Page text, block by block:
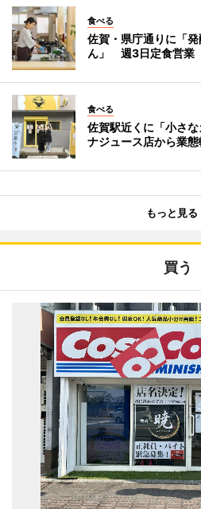
食べる
佐賀・県庁通りに「
ん」 週3日定食営業
食べる
佐賀駅近くに「小さ
ナジュース店から業
もっと見る
買う